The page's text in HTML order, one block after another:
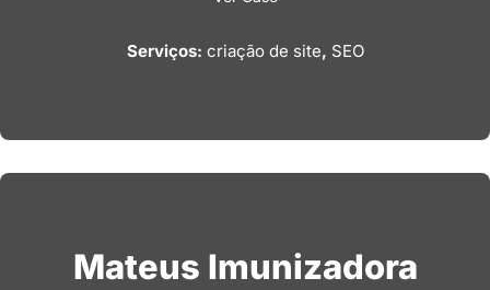
Serviços: criação de site, SEO
Mateus Imunizadora